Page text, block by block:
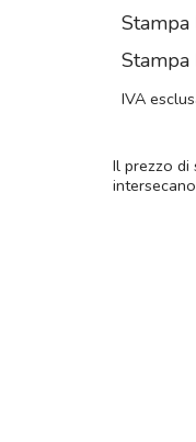
IVA
Il prezzo di